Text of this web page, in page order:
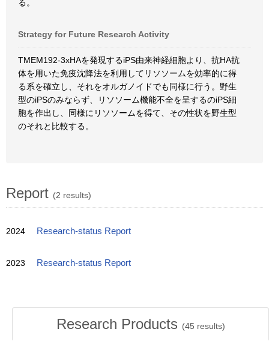
る。
Strategy for Future Research Activity
TMEM192-3xHAを発現するiPS由来神経細胞より、抗HA抗
体を用いた免疫沈降法を利用してリソソームを効率的に得
る系を確立し、それをオルガノイドでも同様に行う。野生
型のiPSのみならず、リソソーム機能不全を呈するのiPS細
胞を作出し、同様にリソソームを得て、その性状を野生型
のそれと比較する。
Report (2 results)
2024 Research-status Report
2023 Research-status Report
Research Products (45 results)